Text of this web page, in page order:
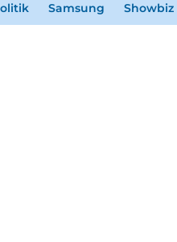
Samsung Showbiz